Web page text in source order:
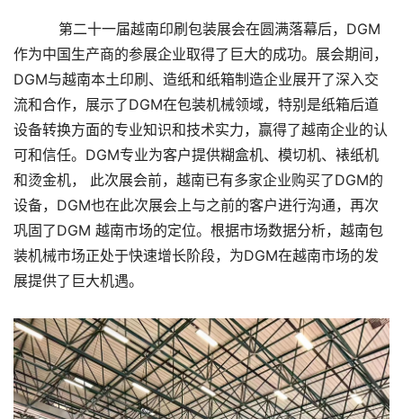
第二十一届越南印刷包装展会在圆满落幕后，DGM
作为中国生产商的参展企业取得了巨大的成功。展会期间，
DGM与越南本土印刷、造纸和纸箱制造企业展开了深入交
流和合作，展示了DGM在包装机械领域，特别是纸箱后道
设备转换方面的专业知识和技术实力，赢得了越南企业的认
可和信任。DGM专业为客户提供糊盒机、模切机、裱纸机
和烫金机， 此次展会前，越南已有多家企业购买了DGM的
设备，DGM也在此次展会上与之前的客户进行沟通，再次
巩固了DGM 越南市场的定位。根据市场数据分析，越南包
装机械市场正处于快速增长阶段，为DGM在越南市场的发
展提供了巨大机遇。